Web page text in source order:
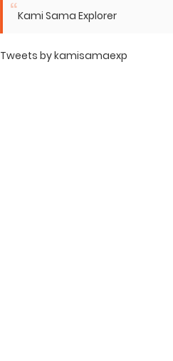
Kami Sama Explorer
Tweets by kamisamaexp